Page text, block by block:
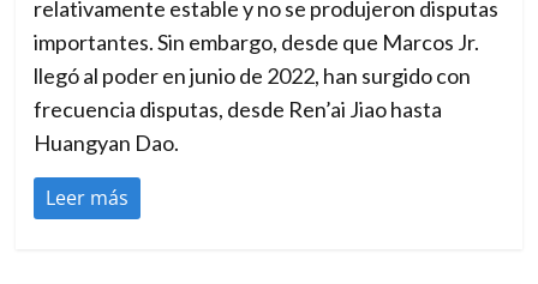
relativamente estable y no se produjeron disputas
importantes. Sin embargo, desde que Marcos Jr.
llegó al poder en junio de 2022, han surgido con
frecuencia disputas, desde Ren’ai Jiao hasta
Huangyan Dao.
Leer más